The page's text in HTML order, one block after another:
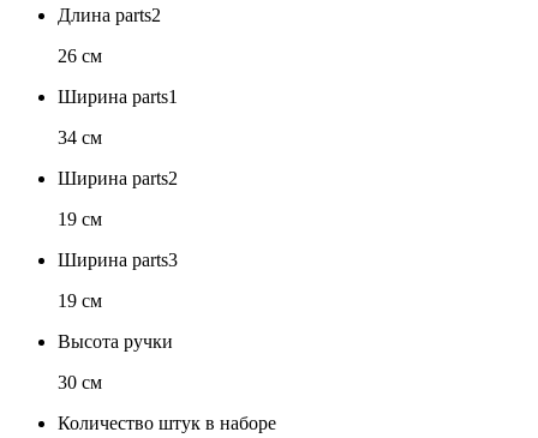
Длина parts2
26 см
Ширина parts1
34 см
Ширина parts2
19 см
Ширина parts3
19 см
Высота ручки
30 см
Количество штук в наборе